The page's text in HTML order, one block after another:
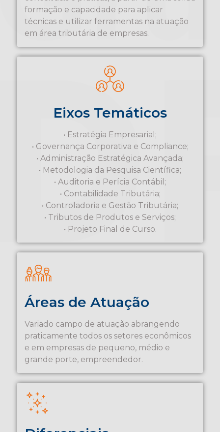
formação e capacidade para aplicar
técnicas e utilizar ferramentas na atuação
em área tributária de empresas.
Eixos Temáticos
• Estratégia Empresarial;
• Governança Corporativa e Compliance;
• Administração Estratégica Avançada;
• Metodologia da Pesquisa Científica;
• Auditoria e Perícia Contábil;
• Contabilidade Tributária;
• Controladoria e Gestão Tributária;
• Tributos de Produtos e Serviços;
• Projeto Final de Curso.
Áreas de Atuação
Variado campo de atuação abrangendo
praticamente todos os setores econômicos
e em empresas de pequeno, médio e
grande porte, empreendedor.